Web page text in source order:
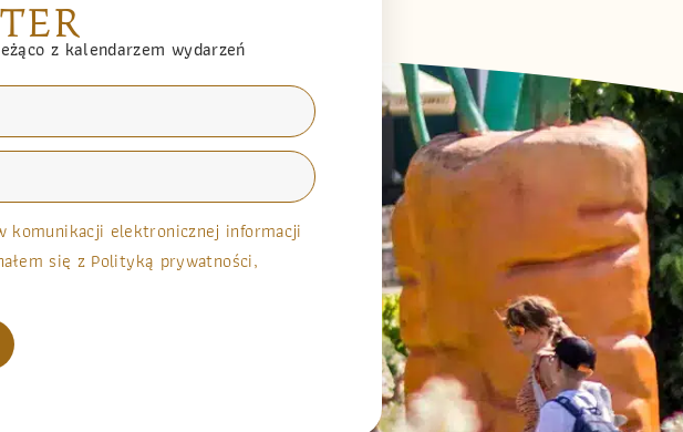
z kalendarzem wydarzeń
komunikacji elektronicznej informacji
się z Polityką prywatności,